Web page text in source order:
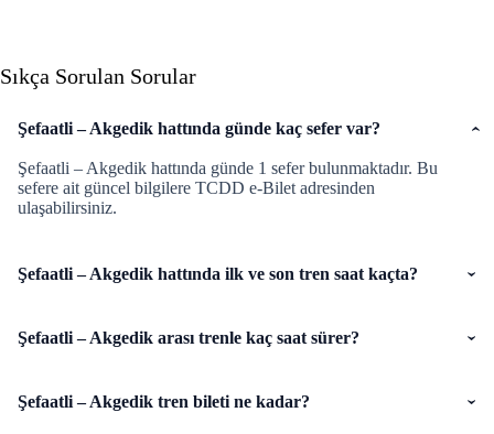
Sıkça Sorulan Sorular
Şefaatli – Akgedik hattında günde kaç sefer var?
Şefaatli – Akgedik hattında günde 1 sefer bulunmaktadır. Bu
sefere ait güncel bilgilere TCDD e-Bilet adresinden
ulaşabilirsiniz.
Şefaatli – Akgedik hattında ilk ve son tren saat kaçta?
Şefaatli – Akgedik arası trenle kaç saat sürer?
Şefaatli – Akgedik tren bileti ne kadar?